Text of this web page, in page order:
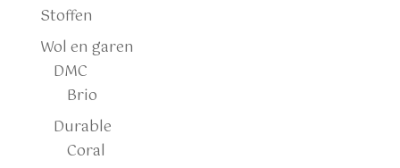
Stoffen
Wol en garen
DMC
Brio
Durable
Coral